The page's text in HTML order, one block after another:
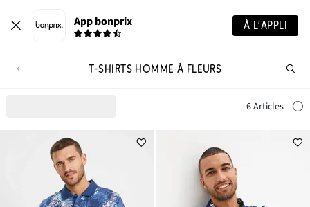
App bonprix À L’APPLI
T-SHIRTS HOMME À FLEURS
6 Articles